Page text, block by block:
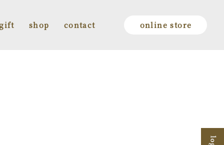
shop contact online store